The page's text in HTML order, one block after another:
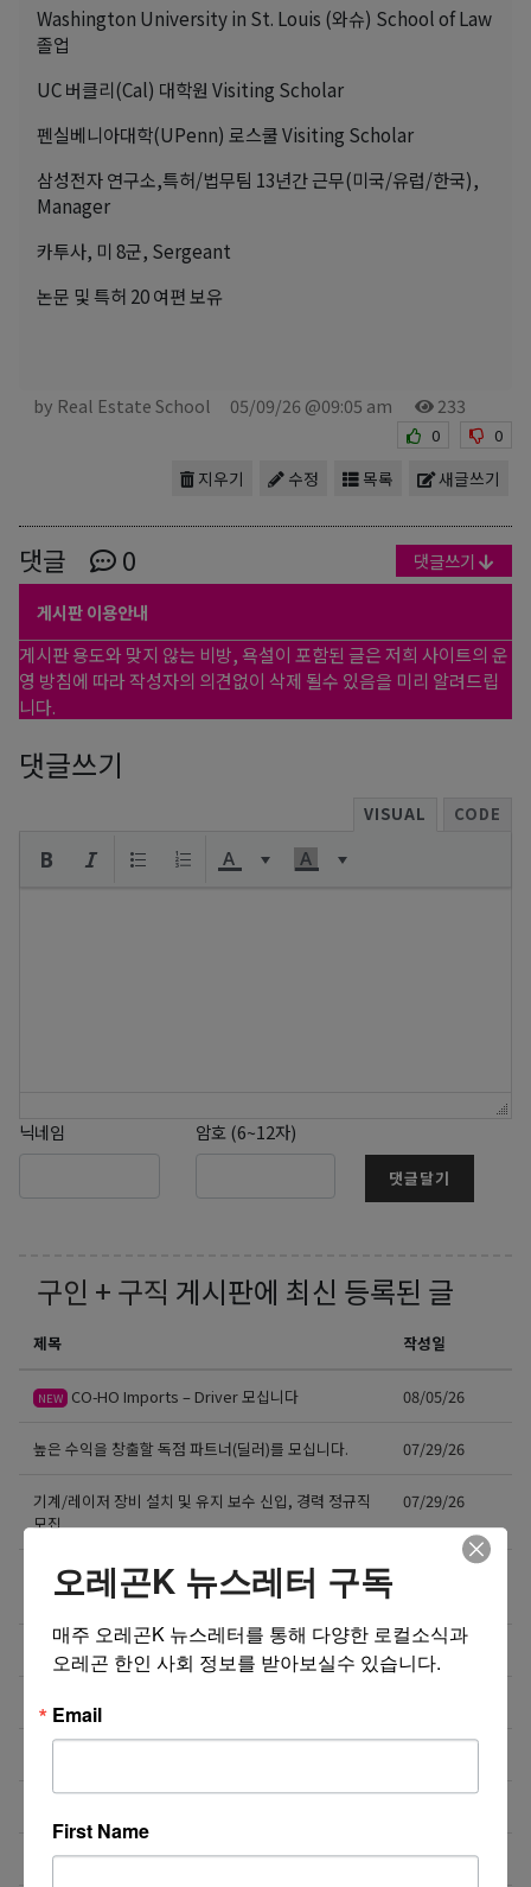
Washington University in St. Louis (와슈) School of Law
졸업
UC 버클리(Cal) 대학원 Visiting Scholar
펜실베니아대학(UPenn) 로스쿨 Visiting Scholar
삼성전자 연구소,특허/법무팀 13년간 근무(미국/유럽/한국),
Manager
카투사, 미 8군, Sergeant
논문 및 특허 20 여편 보유
by Real Estate School 05/09/26 @09:05 am 233
0 0
새글쓰기
목록
수정
지우기
댓글 0 댓글쓰기
게시판 이용안내
게시판 용도와 맞지 않는 비방, 욕설이 포함된 글은 저희 사이트의 운
영 방침에 따라 작성자의 의견없이 삭제 될수 있음을 미리 알려드립
니다.
댓글쓰기
VISUAL CODE
닉네임 암호 (6~12자)
댓글달기
구인 + 구직 게시판에 최신 등록된 글
제목 작성일
NEW CO-HO Imports – Driver 모십니다 08/05/26
높은 수익을 창출할 독점 파트너(딜러)를 모십니다. 07/29/26
기계/레이저 장비 설치 및 유지 보수 신입, 경력 정규직
모집
07/29/26
8월13일(목) 10:00am 오레곤 요양보호사 활동지원사
한국어 오리엔테이션
테리야끼 레스토랑 구인 07/25/26
도매회사 드라이버 모십니다
오레건 비버튼 부스 운영 보조 스태프 모집 07/19/26
오레곤K 뉴스레터 구독
매주 오레곤K 뉴스레터를 통해 다양한 로컬소식과
오레곤 한인 사회 정보를 받아보실수 있습니다.
Email
First Name